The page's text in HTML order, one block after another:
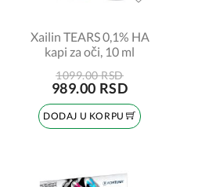
Xailin TEARS 0,1% HA
kapi za oči, 10 ml
1099.00 RSD
989.00 RSD
DODAJ U KORPU